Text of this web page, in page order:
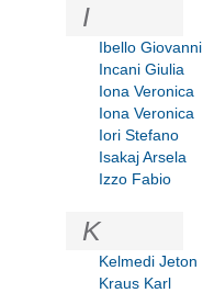
I
Ibello Giovanni
Incani Giulia
Iona Veronica
Iona Veronica
Iori Stefano
Isakaj Arsela
Izzo Fabio
K
Kelmedi Jeton
Kraus Karl